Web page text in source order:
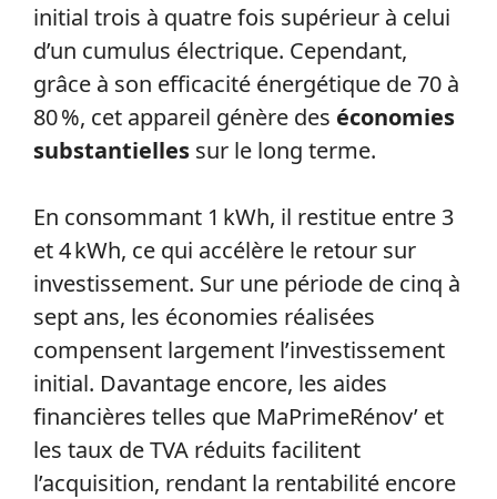
initial trois à quatre fois supérieur à celui
d’un cumulus électrique. Cependant,
grâce à son efficacité énergétique de 70 à
80 %, cet appareil génère des économies
substantielles sur le long terme.
En consommant 1 kWh, il restitue entre 3
et 4 kWh, ce qui accélère le retour sur
investissement. Sur une période de cinq à
sept ans, les économies réalisées
compensent largement l’investissement
initial. Davantage encore, les aides
financières telles que MaPrimeRénov’ et
les taux de TVA réduits facilitent
l’acquisition, rendant la rentabilité encore